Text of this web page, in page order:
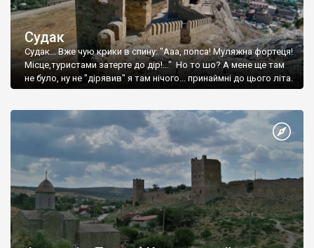
Судак
Судак... Вже чую крики в спину: "Ааа, попса! Муляжна фортеця!
Місце,туристами затерте до дір!..." Но то шо? А мене ще там
не було, ну не "дірявив" я там нічого... принаймні до цього літа.